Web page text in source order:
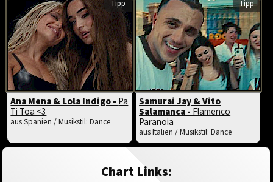
Tipp
Ana Mena & Lola Indigo -Pa
Ti Toa <3
aus Spanien / Musikstil: Dance
Tipp
Samurai Jay & Vito
Salamanca -Flamenco
Paranoia
aus Italien / Musikstil: Dance
Chart Links: